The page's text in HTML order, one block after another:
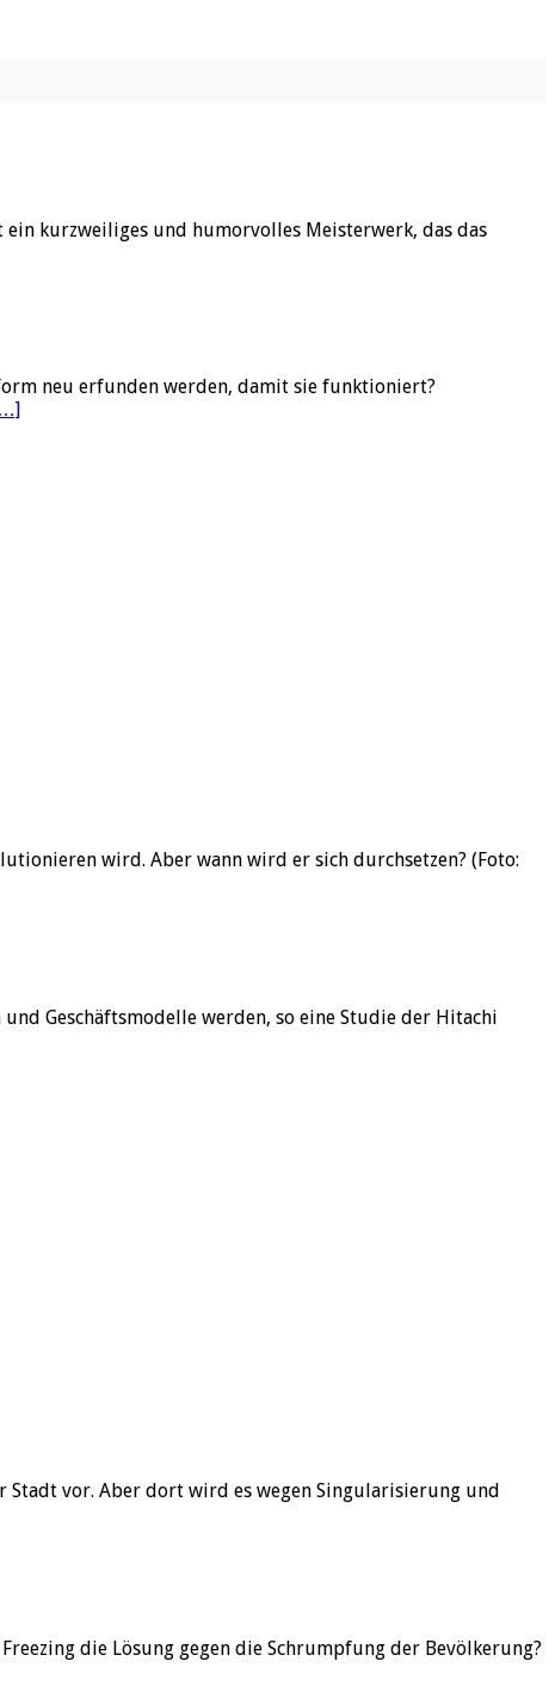
ein kurzweiliges und humorvolles Meisterwerk, das das
neu erfunden werden, damit sie funktioniert?
wird. Aber wann wird er sich durchsetzen? (Foto:
Geschäftsmodelle werden, so eine Studie der Hitachi
Stadt vor. Aber dort wird es wegen Singularisierung und
die Lösung gegen die Schrumpfung der Bevölkerung?